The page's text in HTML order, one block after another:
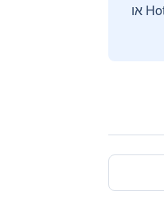
אנחנו אוספים ומציגים ביקורות וחוות דעת רק מהזמנות מאומתות שבוצעו על ידי משתמשים אמיתיים דרך HotelsCombined או